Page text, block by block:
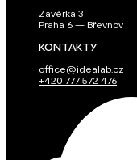
Závěrka 3
Praha 6 — Břevnov
KONTAKTY
office@idealab.cz
+420 777 572 476